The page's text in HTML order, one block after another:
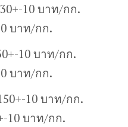
10 บาท/กก.
บาท/กก.
10 บาท/กก.
บาท/กก.
10 บาท/กก.
10 บาท/กก.